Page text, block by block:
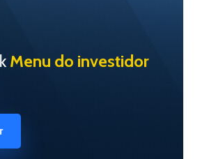
Menu do investidor